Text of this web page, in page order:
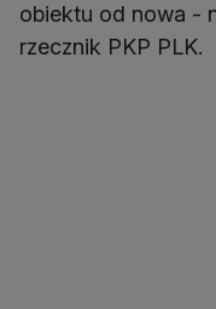
obiektu od nowa -
rzecznik PKP PLK.